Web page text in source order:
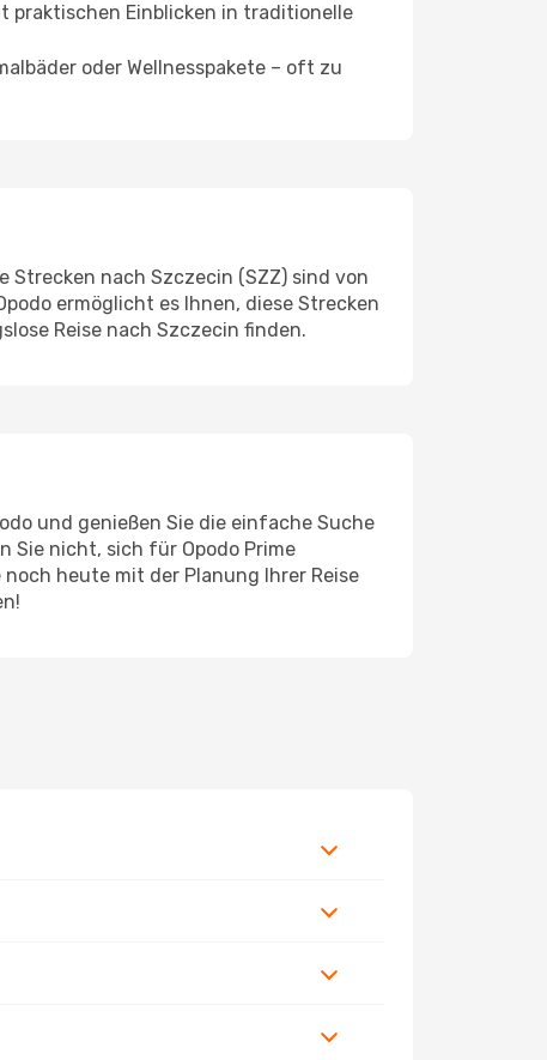
praktischen Einblicken in traditionelle
oder Wellnesspakete – oft zu
Strecken nach Szczecin (SZZ) sind von
ermöglicht es Ihnen, diese Strecken
Reise nach Szczecin finden.
und genießen Sie die einfache Suche
Sie nicht, sich für Opodo Prime
heute mit der Planung Ihrer Reise